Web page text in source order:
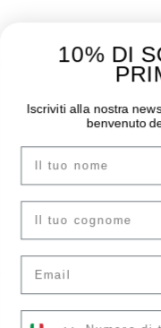
THE MOODER
I negozi
Contatti
Instagram
Facebook
ACCOUNT
10% DI
Iscriviti alla nostra
benvenuto
Nome
cognome
Email
Il tuo numero